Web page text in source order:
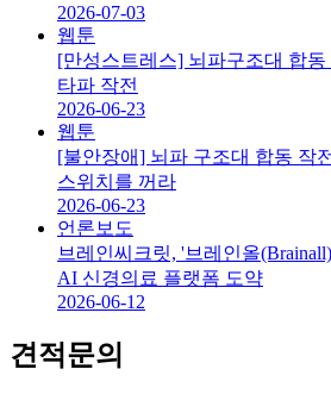
2026-07-03
웹툰
[만성스트레스] 뇌파구조대 합
타파 작전
2026-06-23
웹툰
[불안장애] 뇌파 구조대 합동 작
스위치를 꺼라
2026-06-23
언론보도
브레인씨크릿, '브레인올
AI 신경의료 플랫폼 도약
2026-06-12
견적문의